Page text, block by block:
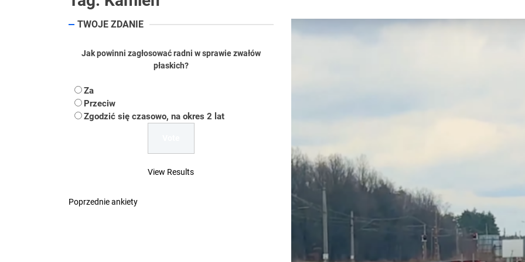
Uwaga Dębieńsko – woda nieprzydatna do spożycia!!!
Dość komentowania kolejnych afer w ochronie zdrowia — czas zacząć mówić o
TWOJE ZDANIE
Jak powinni zagłosować radni w sprawie zwałów
płaskich?
Za
Przeciw
Zgodzić się czasowo, na okres 2 lat
View Results
Poprzednie ankiety